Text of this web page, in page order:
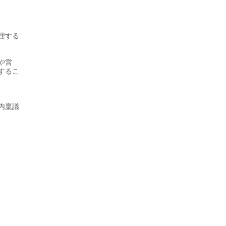
する
営
るこ
稟議